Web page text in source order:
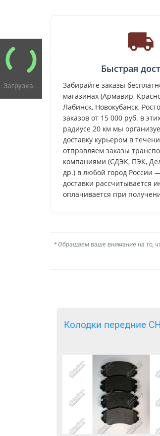
Загрузка...
Быстрая
Забирайте заказы
магазинах (Армавир,
Лабинск, Новокубанск,
заказов от 15 000 руб. в
радиусе 20 км мы
доставку курьером в
отправляем заказы
компаниями (СДЭК, ПЭК,
др.) в любой город России
доставки рассчитывается
оплачивается при
* Обращаем ваше внимание на то,
Колодки передние